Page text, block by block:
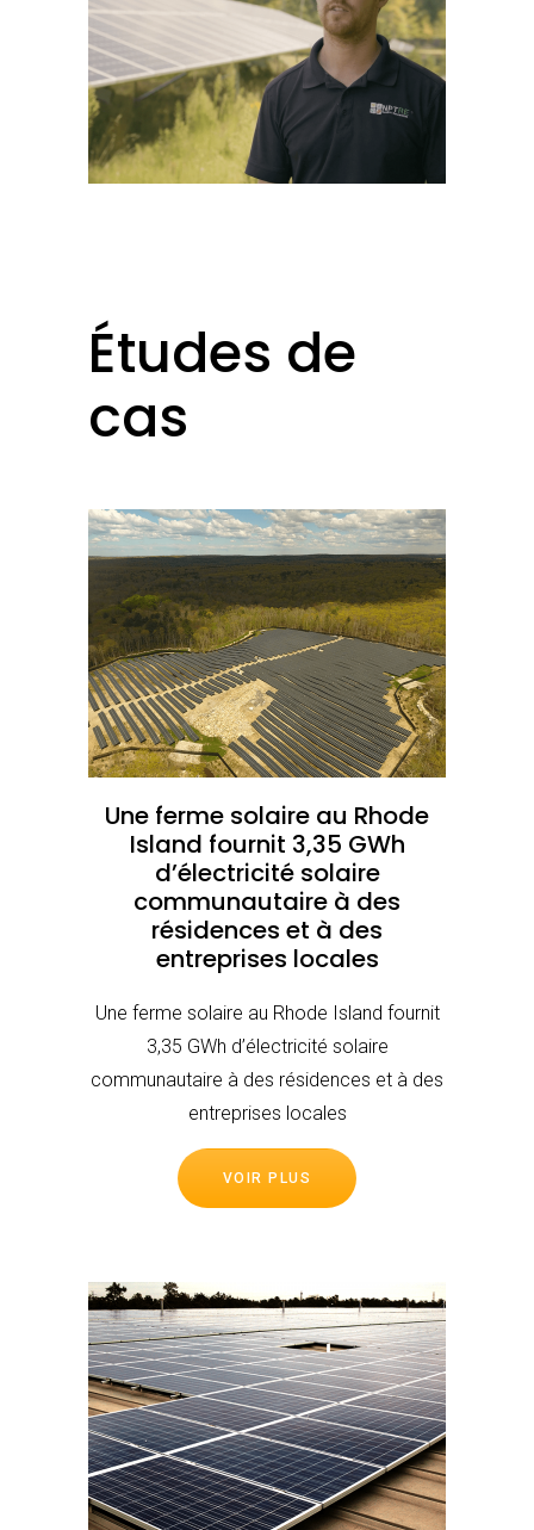
Études de
cas
Une ferme solaire au Rhode
Island fournit 3,35 GWh
d’électricité solaire
communautaire à des
résidences et à des
entreprises locales
Une ferme solaire au Rhode Island fournit
3,35 GWh d’électricité solaire
communautaire à des résidences et à des
entreprises locales
VOIR PLUS